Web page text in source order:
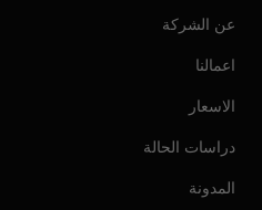
عن الشركة
اعمالنا
الاسعار
دراسات الحالة
المدونة